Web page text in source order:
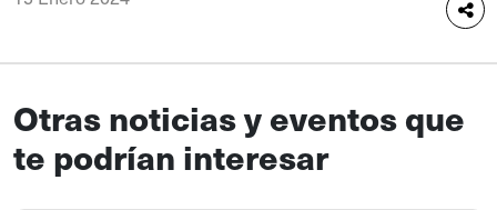
Otras noticias y eventos que
te podrían interesar